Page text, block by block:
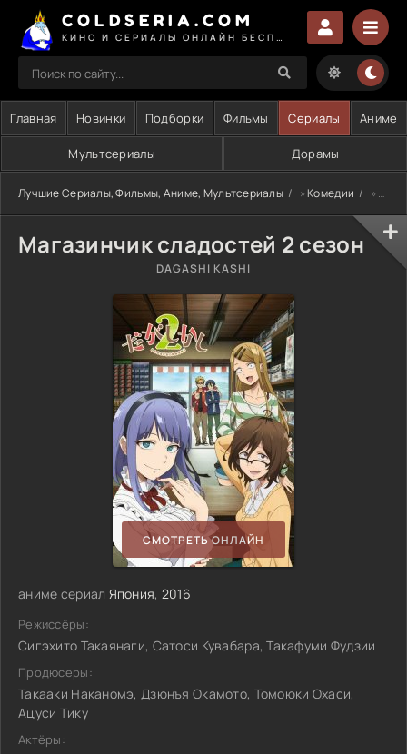
COLDSERIA.COM
Главная Новинки Подборки Фильмы Сериалы Аниме
Мультсериалы Дорамы
Лучшие Сериалы, Фильмы, Аниме, Мультсериалы »Комедии » Магазинчик сладостей 2 сезон
Магазинчик сладостей 2 сезон
DAGASHI KASHI
СМОТРЕТЬ ОНЛАЙН
аниме сериал Япония, 2016
Режиссёры:
Сигэхито Такаянаги, Сатоси Кувабара, Такафуми Фудзии
Продюсеры:
Такааки Наканомэ, Дзюнъя Окамото, Томоюки Охаси,
Ацуси Тику
Актёры: